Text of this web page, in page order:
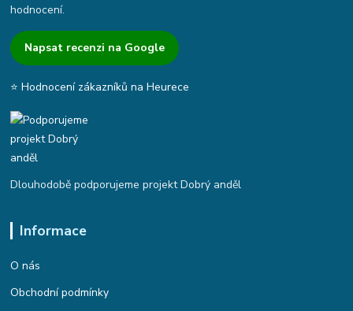
hodnocení.
Napsat recenzi na Google
⭐ Hodnocení zákazníků na Heurece
Dlouhodobě podporujeme projekt Dobrý anděl
Informace
O nás
Obchodní podmínky